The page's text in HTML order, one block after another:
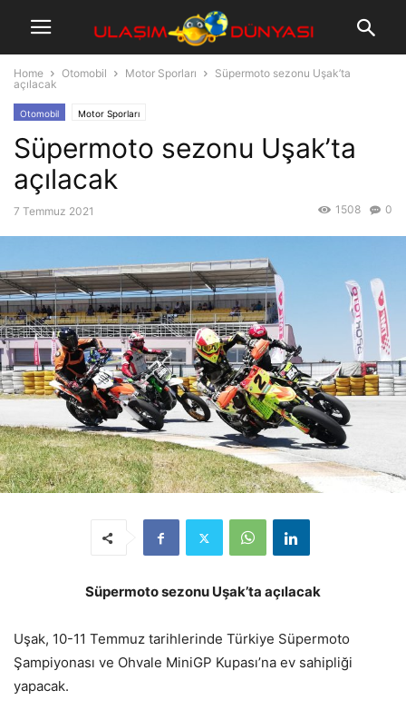
Home Otomobil Motor Sporları
Süpermoto sezonu Uşak’ta
açılacak
Otomobil Motor Sporları
Süpermoto sezonu Uşak’ta
açılacak
7 Temmuz 2021 0
1508
Süpermoto sezonu Uşak’ta açılacak
Uşak, 10-11 Temmuz tarihlerinde Türkiye Süpermoto
Şampiyonası ve Ohvale MiniGP Kupası’na ev sahipliği
yapacak.